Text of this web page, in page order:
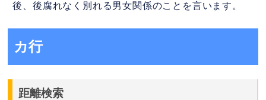
後、後腐れなく別れる男女関係のことを言います。
カ行
距離検索